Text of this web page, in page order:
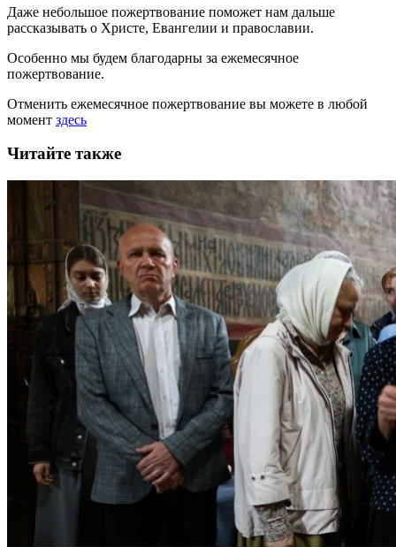
Даже небольшое пожертвование поможет нам дальше
рассказывать о Христе, Евангелии и православии.
Особенно мы будем благодарны за ежемесячное
пожертвование.
Отменить ежемесячное пожертвование вы можете в любой
момент здесь
Читайте также